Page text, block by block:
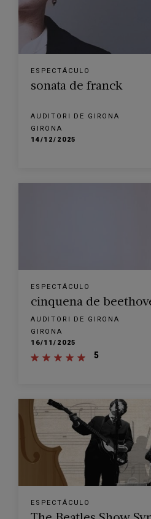
ESPECTÁCULO
sonata de franck
AUDITORI DE GIRONA
GIRONA
14/12/2025
ESPECTÁCULO
cinquena de
AUDITORI DE GIRONA
GIRONA
16/11/2025
5
ESPECTÁCULO